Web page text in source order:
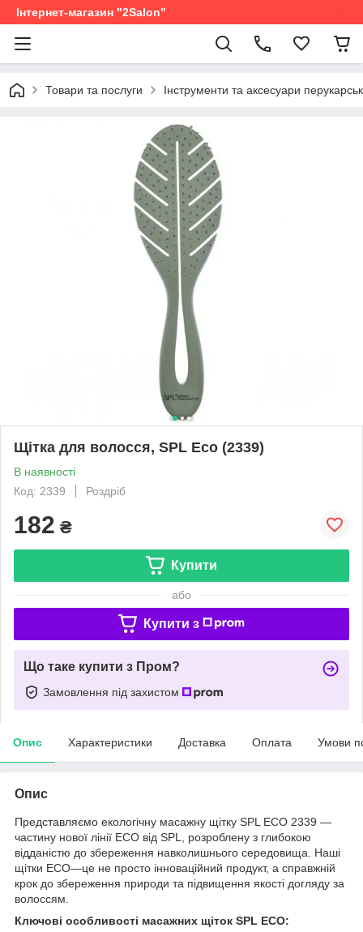
Інтернет-магазин "2Salon"
Товари та послуги Інструменти та аксесуари
Щітка для волосся, SPL Eco (2339)
В наявності
Код: 2339
Роздріб
182 ₴
Купити
або
Купити з
Що таке купити з Пром?
Замовлення під захистом
Опис Характеристики Доставка Оплата Умови
Опис
Представляємо екологічну масажну щітку SPL ECO 2339 —
частину нової лінії ECO від SPL, розроблену з глибокою
відданістю до збереження навколишнього середовища. Наші
щітки ECO—це не просто інноваційний продукт, а справжній
крок до збереження природи та підвищення якості догляду за
волоссям.
Ключові особливості масажних щіток SPL ECO: